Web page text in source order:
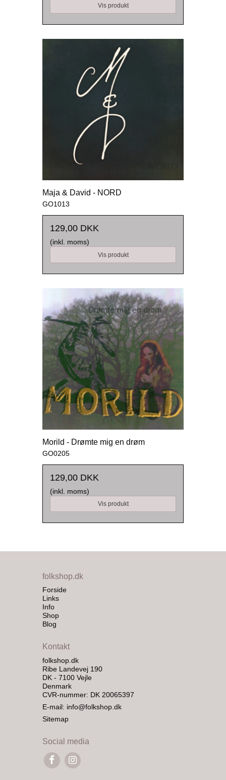
Vis produkt
Maja & David - NORD
GO1013
129,00 DKK
(inkl. moms)
Vis produkt
Morild - Drømte mig en drøm
GO0205
129,00 DKK
(inkl. moms)
Vis produkt
folkshop.dk
Forside
Links
Info
Shop
Blog
Kontakt
folkshop.dk
Ribe Landevej 190
DK - 7100 Vejle
Denmark
CVR-nummer: DK 20065397
E-mail: info@folkshop.dk
Sitemap
Social media